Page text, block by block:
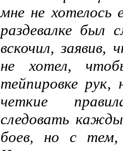
мне не
раздевалке был
вскочил,
не хотел,
тейпировке
четкие
следовать
боев, но с тем,